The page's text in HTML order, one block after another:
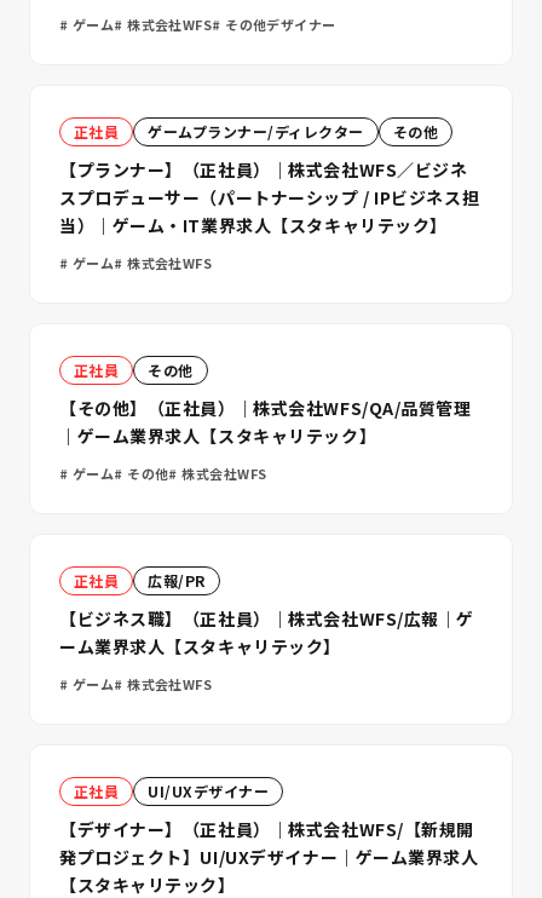
ゲーム 株式会社WFS その他デザイナー
正社員 ゲームプランナー/ディレクター その他
【プランナー】（正社員）｜株式会社WFS／ビジネ
スプロデューサー（パートナーシップ / IPビジネス担
当）｜ゲーム・IT業界求人【スタキャリテック】
ゲーム 株式会社WFS
正社員 その他
【その他】（正社員）｜株式会社WFS/QA/品質管理
｜ゲーム業界求人【スタキャリテック】
ゲーム その他 株式会社WFS
正社員 広報/PR
【ビジネス職】（正社員）｜株式会社WFS/広報｜ゲ
ーム業界求人【スタキャリテック】
ゲーム 株式会社WFS
正社員 UI/UXデザイナー
【デザイナー】（正社員）｜株式会社WFS/【新規開
発プロジェクト】UI/UXデザイナー｜ゲーム業界求人
【スタキャリテック】